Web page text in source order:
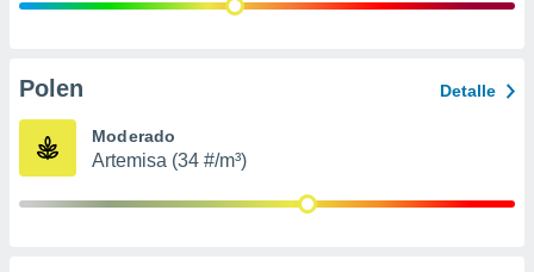
publicidad
Polen Detalle
Moderado
Artemisa (34 #/m³)